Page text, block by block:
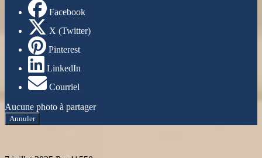
Facebook
X (Twitter)
Pinterest
LinkedIn
Courriel
Aucune photo à partager
Annuler